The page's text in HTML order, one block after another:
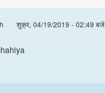
शुक्र, 04/19/2019 - 02:49 बजे
to
KARE